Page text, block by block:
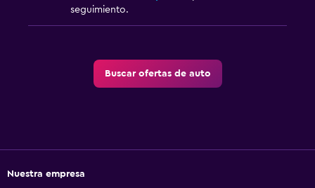
seguimiento.
Buscar ofertas de auto
Nuestra empresa